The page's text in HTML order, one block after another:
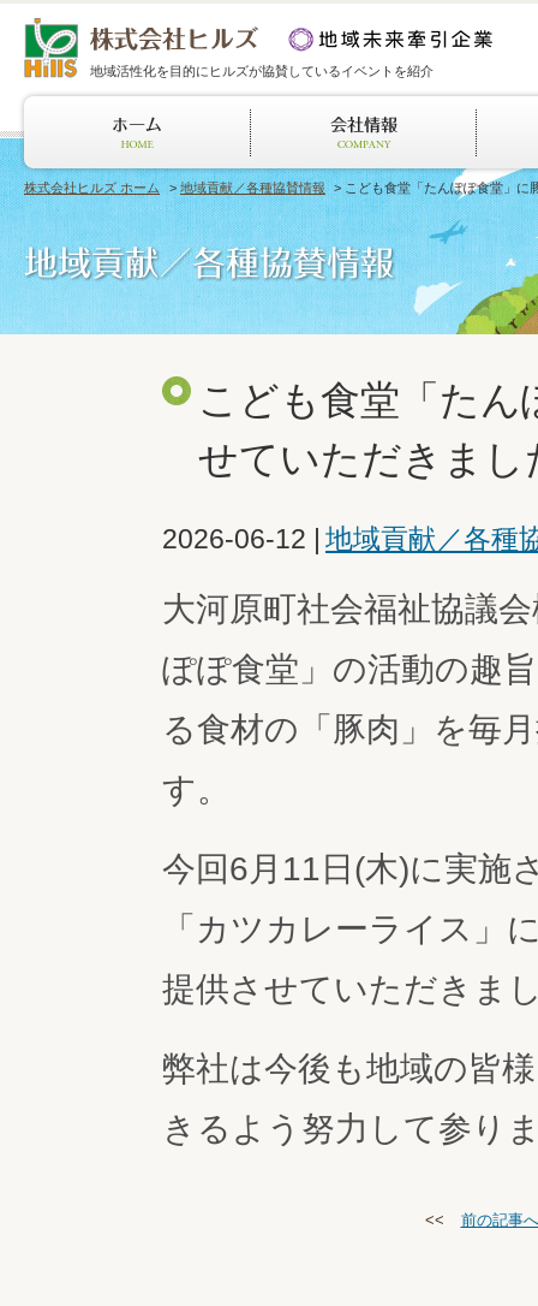
地域活性化を目的にヒルズが協賛しているイベントを紹介
株式会社ヒルズ ホーム >地域貢献／各種協賛情報 > こども食堂「たんぽぽ食堂」に
こども食堂「た
せていただきまし
2026-06-12 | 地域貢献／各種
大河原町社会福祉協議
ぽぽ食堂」の活動の趣
る食材の「豚肉」を毎
す。
今回6月11日(木)に実施
「カツカレーライス」
提供させていただきま
弊社は今後も地域の皆
きるよう努力して参り
<< 前の記事へ